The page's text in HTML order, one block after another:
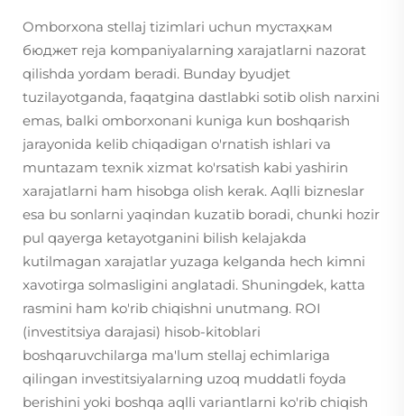
Omborxona stellaj tizimlari uchun mустаҳкам
бюджет reja kompaniyalarning xarajatlarni nazorat
qilishda yordam beradi. Bunday byudjet
tuzilayotganda, faqatgina dastlabki sotib olish narxini
emas, balki omborxonani kuniga kun boshqarish
jarayonida kelib chiqadigan o'rnatish ishlari va
muntazam texnik xizmat ko'rsatish kabi yashirin
xarajatlarni ham hisobga olish kerak. Aqlli bizneslar
esa bu sonlarni yaqindan kuzatib boradi, chunki hozir
pul qayerga ketayotganini bilish kelajakda
kutilmagan xarajatlar yuzaga kelganda hech kimni
xavotirga solmasligini anglatadi. Shuningdek, katta
rasmini ham ko'rib chiqishni unutmang. ROI
(investitsiya darajasi) hisob-kitoblari
boshqaruvchilarga ma'lum stellaj echimlariga
qilingan investitsiyalarning uzoq muddatli foyda
berishini yoki boshqa aqlli variantlarni ko'rib chiqish